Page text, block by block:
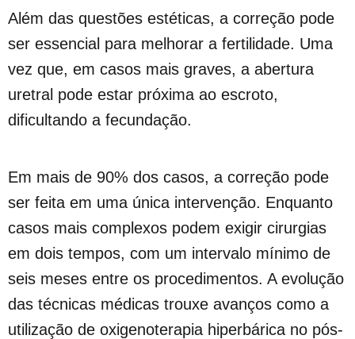
Além das questões estéticas, a correção pode
ser essencial para melhorar a fertilidade. Uma
vez que, em casos mais graves, a abertura
uretral pode estar próxima ao escroto,
dificultando a fecundação.
Em mais de 90% dos casos, a correção pode
ser feita em uma única intervenção. Enquanto
casos mais complexos podem exigir cirurgias
em dois tempos, com um intervalo mínimo de
seis meses entre os procedimentos. A evolução
das técnicas médicas trouxe avanços como a
utilização de oxigenoterapia hiperbárica no pós-